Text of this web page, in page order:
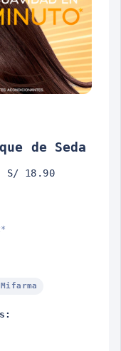
de Seda
S/ 18.90
Mifarma